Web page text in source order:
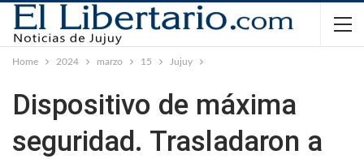
Home 2024 marzo 15 Jujuy
Dispositivo de máxima
seguridad. Trasladaron a